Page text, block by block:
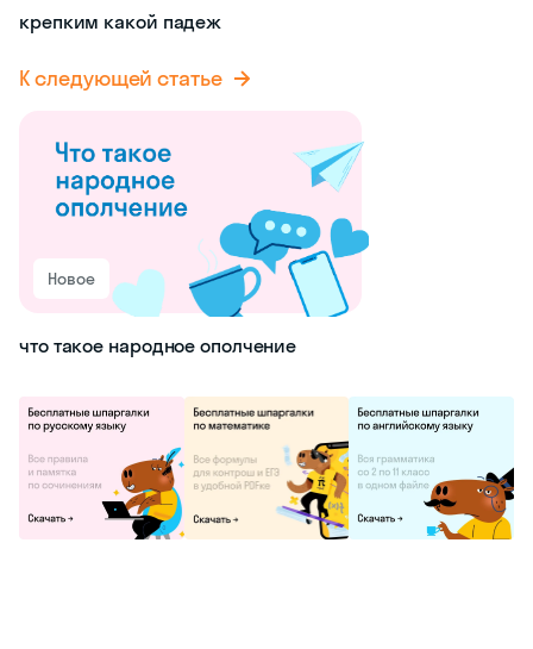
крепким какой падеж
К следующей статье
Новое
что такое народное ополчение